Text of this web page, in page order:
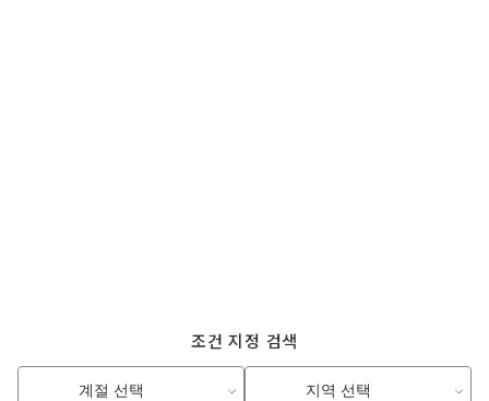
조건 지정 검색
계절 선택 지역 선택